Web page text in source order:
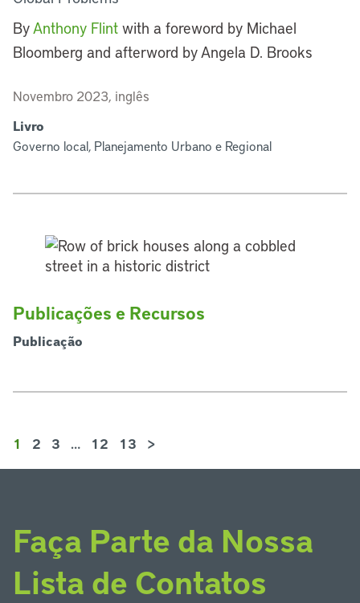
ByAnthony Flint with a foreword by Michael
Bloomberg and afterword by Angela D. Brooks
Novembro 2023, inglês
Livro
Governo local, Planejamento Urbano e Regional
Publicações e Recursos
Publicação
1 2 3 … 12 13 >
Faça Parte da Nossa
Lista de Contatos